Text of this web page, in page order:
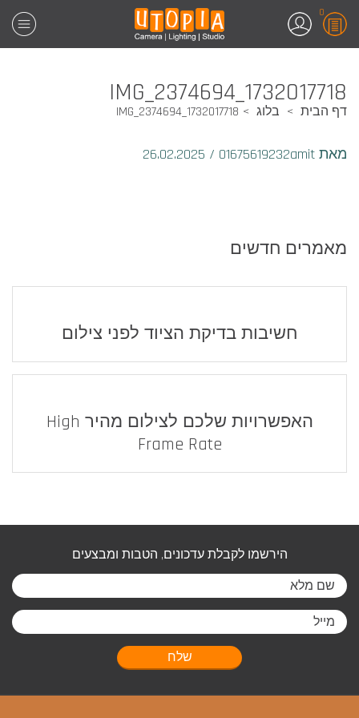
0
1732017718_IMG_2374694
דף הבית בלוג 1732017718_IMG_2374694
מאת 01675619232amit /
מאמרים חדשים
חשיבות בדיקת הציוד לפני צילום
האפשרויות שלכם לצילום מהיר High
Frame Rate
הירשמו לקבלת עדכונים, הטבות ומבצעים
שלח